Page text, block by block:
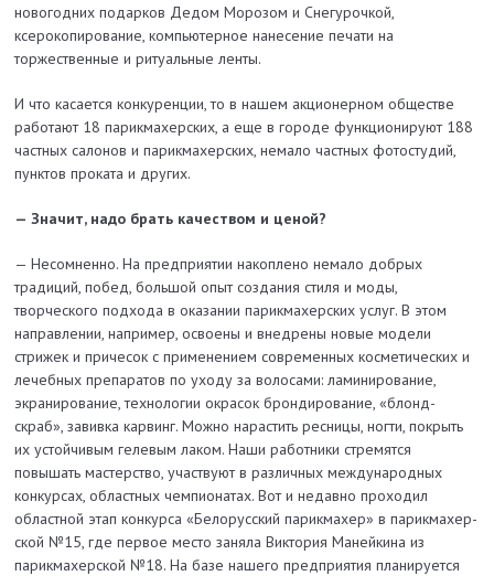
новогодних подарков Дедом Морозом и Снегурочкой,
ксерокопирование, компьютерное нанесение печати на
торжественные и ритуальные ленты.
И что касается конкуренции, то в нашем акционерном обществе
работают 18 парикмахерских, а еще в городе функционируют 188
частных салонов и парикмахерских, немало частных фотостудий,
пунктов проката и других.
— Значит, надо брать качеством и ценой?
— Несомненно. На предприятии накоплено немало добрых
традиций, побед, большой опыт создания стиля и моды,
творческого подхода в оказании парикмахерских услуг. В этом
направлении, например, освоены и внедрены новые модели
стрижек и причесок с применением современных косметических и
лечебных препаратов по уходу за волосами: ламинирование,
экранирование, технологии окрасок брондирование, «блонд-
скраб», завивка карвинг. Можно нарастить ресницы, ногти, покрыть
их устойчивым гелевым лаком. Наши работники стремятся
повышать мастерство, участвуют в различных международных
конкурсах, областных чемпионатах. Вот и недавно проходил
областной этап конкурса «Белорусский парикмахер» в парикмахер­
ской №15, где первое место заняла Виктория Манейкина из
парикмахерской №18. На базе нашего предприятия планируется